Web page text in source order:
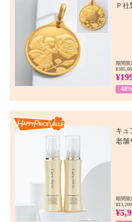
Ｐ
期間限
キュ
老舗
期間限
¥13,200